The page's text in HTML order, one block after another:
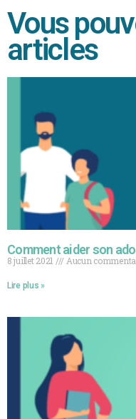
Vous
articles
Comment aider son
8 juillet 2021 Aucun
Lire plus »